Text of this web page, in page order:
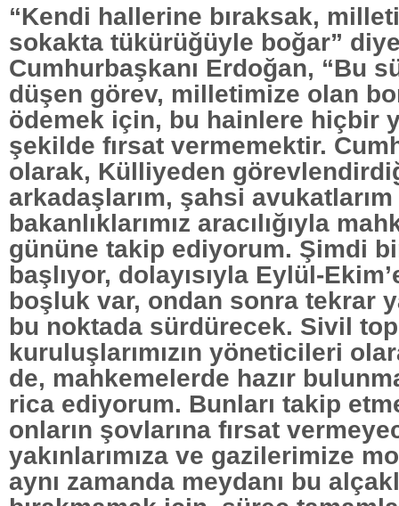
“Kendi hallerine bıraksak,
sokakta tükürüğüyle boğar”
Cumhurbaşkanı Erdoğan, “Bu
düşen görev, milletimize olan
ödemek için, bu hainlere hiçbir
şekilde fırsat vermemektir.
olarak, Külliyeden
arkadaşlarım, şahsi
bakanlıklarımız aracılığıyla
gününe takip ediyorum. Şimdi
başlıyor, dolayısıyla Eylül-
boşluk var, ondan sonra tekrar
bu noktada sürdürecek. Sivil
kuruluşlarımızın yöneticileri
de, mahkemelerde hazır
rica ediyorum. Bunları takip
onların şovlarına fırsat
yakınlarımıza ve gazilerimize
aynı zamanda meydanı bu